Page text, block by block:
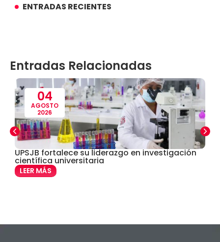
Convenios
Defensoría Universitaria (3)
Departamento Cultural Artístico y Deportivo (28)
Derecho (24)
Enfermería
ENTRADAS RECIENTES
Entradas Relacionadas
04
AGOSTO
2026
UPSJB fortalece su liderazgo en investigación
científica universitaria
LEER MÁS